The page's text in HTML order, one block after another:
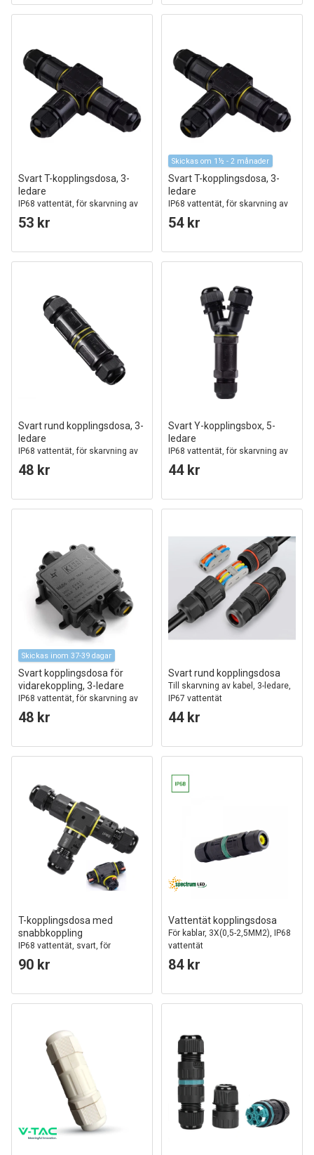
Svart T-kopplingsdosa, 3-
ledare
IP68 vattentät, för skarvning av
kablar, Ø4-8mm kabel
53 kr
Skickas om 1½ - 2 månader
Svart T-kopplingsdosa, 3-
ledare
IP68 vattentät, för skarvning av
kablar, Ø6-11mm kabel
54 kr
Svart rund kopplingsdosa, 3-
ledare
IP68 vattentät, för skarvning av
kablar, Ø4-8mm kabel
48 kr
Svart Y-kopplingsbox, 5-
ledare
IP68 vattentät, för skarvning av
kablar, Ø8-12mm kabel
44 kr
Skickas inom 37-39 dagar
Svart kopplingsdosa för
vidarekoppling, 3-ledare
IP68 vattentät, för skarvning av
kablar, Ø4-8mm kabel
48 kr
Svart rund kopplingsdosa
Till skarvning av kabel, 3-ledare,
IP67 vattentät
44 kr
T-kopplingsdosa med
snabbkoppling
IP68 vattentät, svart, för
skarvning av kablar, 3-ledare
90 kr
Vattentät kopplingsdosa
För kablar, 3X(0,5-2,5MM2), IP68
vattentät
84 kr